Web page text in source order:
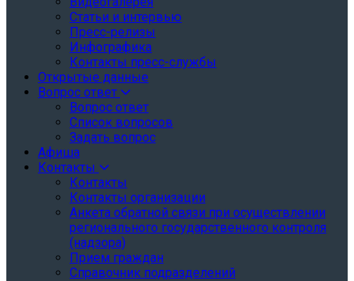
Статьи и интервью
Пресс-релизы
Инфографика
Контакты пресс-службы
Открытые данные
Вопрос ответ
Вопрос ответ
Список вопросов
Задать вопрос
Афиша
Контакты
Контакты
Контакты организации
Анкета обратной связи при осуществлении
регионального государственного контроля
(надзора)
Прием граждан
Справочник подразделений